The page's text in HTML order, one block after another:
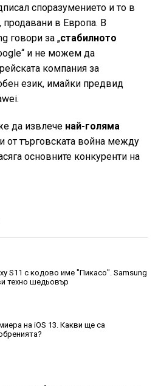
споразумението и то в
продавани в Европа. В
говори за „стабилното
и не можем да
компания за
език, имайки предвид
да извлече най-голяма
от търговската война между
основните конкуренти на
S11 с кодово име "Пикасо". Samsung
техно шедьовър
на iOS 13. Какви ще са